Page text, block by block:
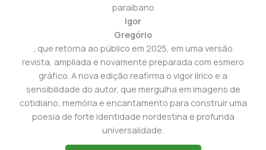
paraibano
Igor
Gregório
, que retorna ao público em 2025, em uma versão
revista, ampliada e novamente preparada com esmero
gráfico. A nova edição reafirma o vigor lírico e a
sensibilidade do autor, que mergulha em imagens de
cotidiano, memória e encantamento para construir uma
poesia de forte identidade nordestina e profunda
universalidade.